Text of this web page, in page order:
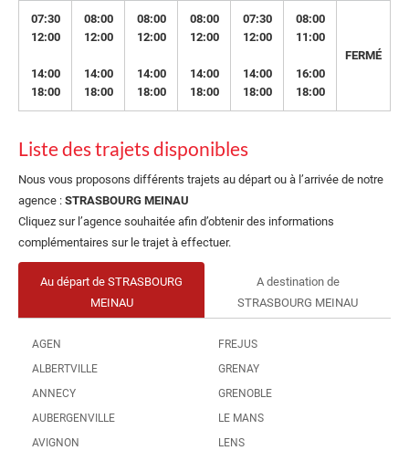
07:30
12:00
14:00
18:00
08:00
12:00
14:00
18:00
08:00
12:00
14:00
18:00
08:00
12:00
14:00
18:00
07:30
12:00
14:00
18:00
08:00
11:00
16:00
18:00
FERMÉ
Liste des trajets disponibles
Nous vous proposons différents trajets au départ ou à l’arrivée de notre
agence : STRASBOURG MEINAU
Cliquez sur l’agence souhaitée afin d’obtenir des informations
complémentaires sur le trajet à effectuer.
Au départ de STRASBOURG
MEINAU
A destination de
STRASBOURG MEINAU
AGEN
ALBERTVILLE
ANNECY
AUBERGENVILLE
AVIGNON
FREJUS
GRENAY
GRENOBLE
LE MANS
LENS